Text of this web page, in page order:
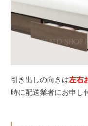
引き出しの向きは左右
時に配送業者にお申し